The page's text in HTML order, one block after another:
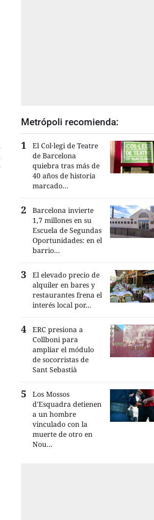
Metrópoli recomienda:
El Col·legi de Teatre
de Barcelona
quiebra tras más de
40 años de historia
marcado...
Barcelona invierte
1,7 millones en su
Escuela de Segundas
Oportunidades: en el
barrio...
El elevado precio de
alquiler en bares y
restaurantes frena el
interés local por...
ERC presiona a
Collboni para
ampliar el módulo
de socorristas de
Sant Sebastià
Los Mossos
d'Esquadra detienen
a un hombre
vinculado con la
muerte de otro en
Nou...